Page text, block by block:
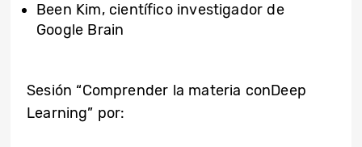
Been Kim, científico investigador de
Google Brain
Sesión “Comprender la materia conDeep
Learning” por: